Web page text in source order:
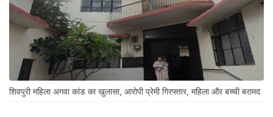
शिवपुरी महिला अगवा कांड का खुलासा, आरोपी प्रेमी गिरफ्तार, महिला और बच्ची बरामद